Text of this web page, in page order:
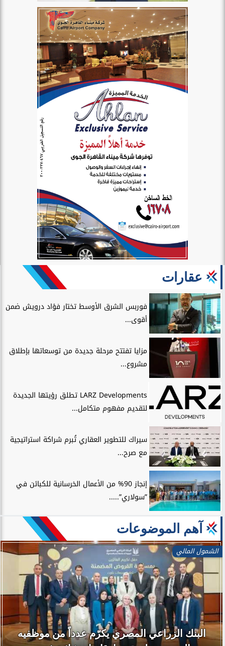
عقارات
فوربس الشرق الأوسط تختار فؤاد درويش ضمن
أقوى...
مزايا تفتتح مرحلة جديدة من توسعاتها بإطلاق
مشروع...
LARZ Developments تطلق رؤيتها الجديدة
لتقديم مفهوم متكامل...
سيراك للتطوير العقاري تُبرم شراكة استراتيجية
مع صرح...
إنجاز 90% من الأعمال الخرسانية للكبائن في
”سولاري”.....
آهم الموضوعات
الشمول المالي
البنك الزراعي المصري يكرّم عدداً من موظفيه